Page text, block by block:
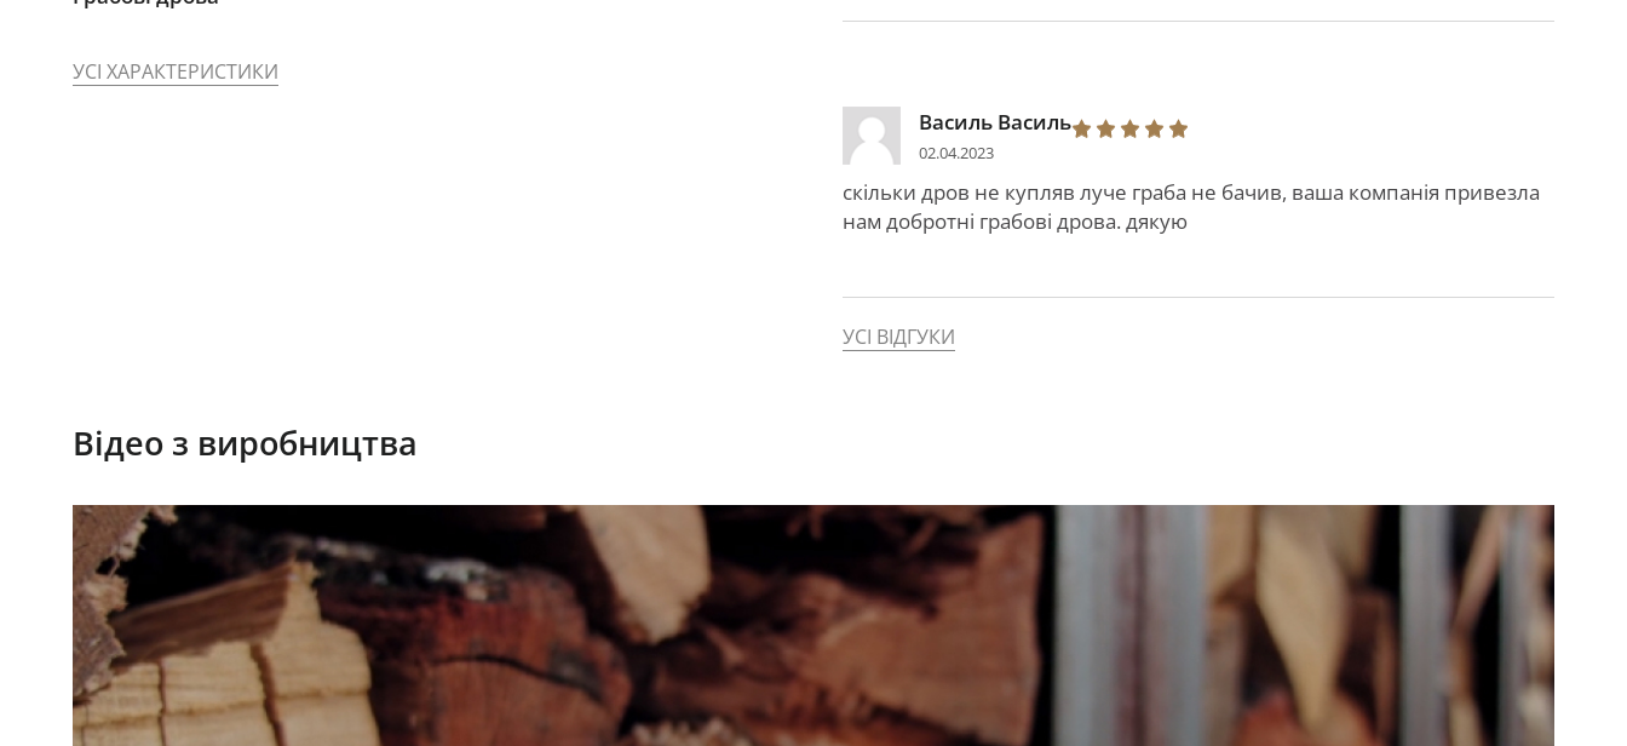
УСІ ХАРАКТЕРИСТИКИ
Василь Василь
02.04.2023
скільки дров не купляв луче граба не бачив, ваша компанія привезла
нам добротні грабові дрова. дякую
УСІ ВІДГУКИ
Відео з виробництва